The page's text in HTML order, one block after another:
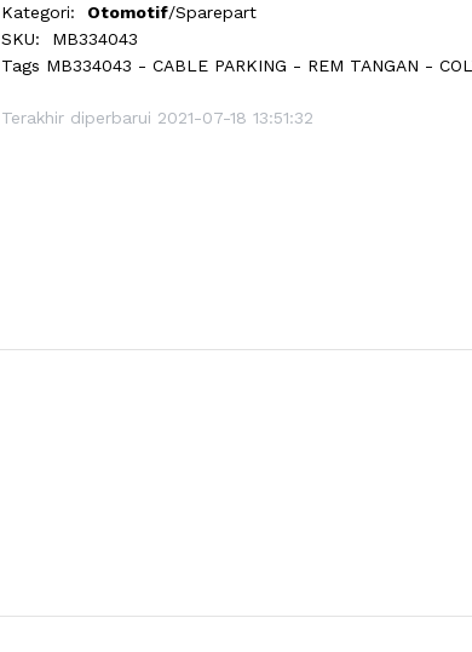
Kategori:
Otomotif/Sparepart
SKU:
MB334043
Tags MB334043 - CABLE PARKING - REM TANGAN -
Terakhir diperbarui 2021-07-18 13:51:32